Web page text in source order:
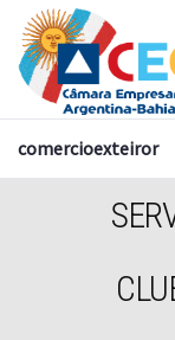
comercioexteiror